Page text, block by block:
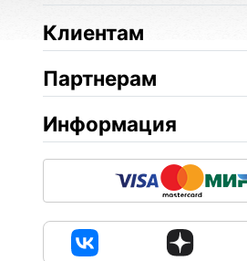
Клиентам
Партнерам
Информация